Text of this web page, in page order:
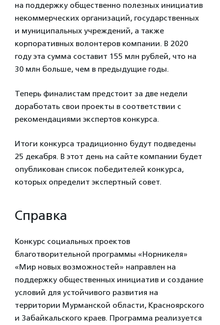
на поддержку общественно полезных инициатив
некоммерческих организаций, государственных
и муниципальных учреждений, а также
корпоративных волонтеров компании. В 2020
году эта сумма составит 155 млн рублей, что на
30 млн больше, чем в предыдущие годы.
Теперь финалистам предстоит за две недели
доработать свои проекты в соответствии с
рекомендациями экспертов конкурса.
Итоги конкурса традиционно будут подведены
25 декабря. В этот день на сайте компании будет
опубликован список победителей конкурса,
которых определит экспертный совет.
Справка
Конкурс социальных проектов
благотворительной программы «Норникеля»
«Мир новых возможностей» направлен на
поддержку общественных инициатив и создание
условий для устойчивого развития на
территории Мурманской области, Красноярского
и Забайкальского краев. Программа реализуется